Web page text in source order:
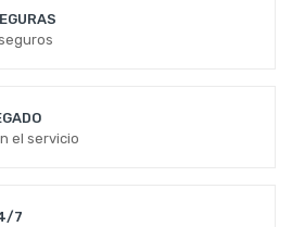
el servicio
7